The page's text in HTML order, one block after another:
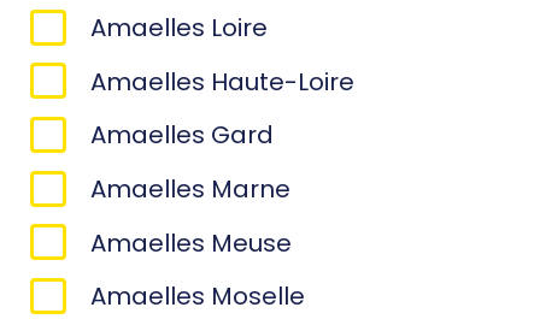
Amaelles Loire
Amaelles Haute-Loire
Amaelles Gard
Amaelles Marne
Amaelles Meuse
Amaelles Moselle